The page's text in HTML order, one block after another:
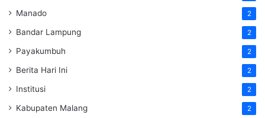
Manado 2
Bandar Lampung 2
Payakumbuh 2
Berita Hari Ini 2
Institusi 2
Kabupaten Malang 2